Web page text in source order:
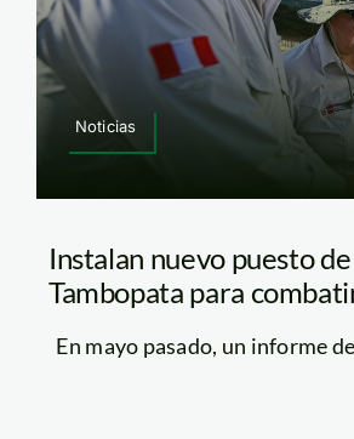
Noticias
Instalan nuevo puesto
Tambopata para
En mayo pasado, un informe